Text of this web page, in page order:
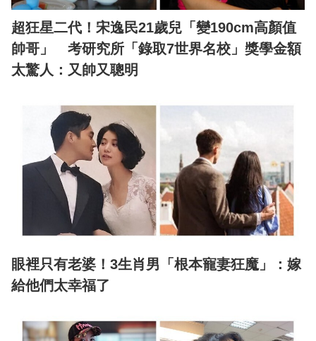
超狂星二代！宋逸民21歲兒「變190cm高顏值
帥哥」 考研究所「錄取7世界名校」獎學金額
太驚人：又帥又聰明
眼裡只有老婆！3生肖男「根本寵妻狂魔」：嫁
給他們太幸福了